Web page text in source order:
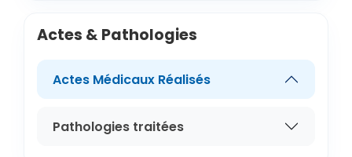
Actes & Pathologies
Actes Médicaux Réalisés
Pathologies traitées